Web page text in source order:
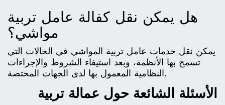
هل يمكن نقل كفالة عامل تربية
مواشي؟
يمكن نقل خدمات عامل تربية المواشي في الحالات التي
تسمح بها الأنظمة، وبعد استيفاء الشروط والإجراءات
النظامية المعمول بها لدى الجهات المختصة.
الأسئلة الشائعة حول عمالة تربية